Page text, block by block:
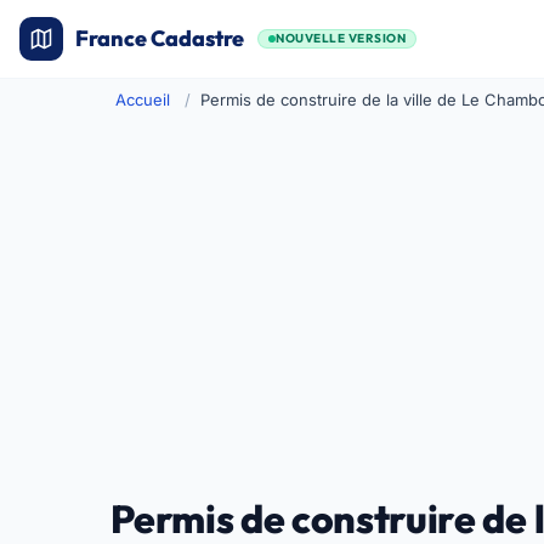
France Cadastre NOUVELLE VERSION
Accueil Permis de construire de la ville de Le
Permis de construire de